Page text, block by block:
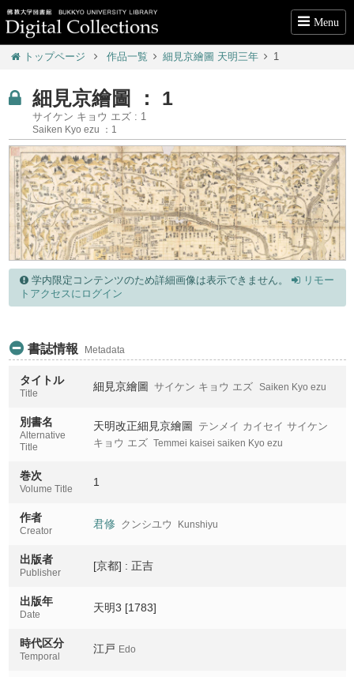
Menu
トップページ 作品一覧 細見京繪圖 天明三年 1
細見京繪圖 ： 1
サイケン キョウ エズ : 1
Saiken Kyo ezu ：1
学内限定コンテンツのため詳細画像は表示できません。
リモー
トアクセスにログイン
書誌情報 Metadata
タイトル
Title
細見京繪圖 サイケン キョウ エズ Saiken Kyo ezu
別書名
Alternative
Title
天明改正細見京繪圖
テンメイ カイセイ サイケン
キョウ エズ Temmei kaisei saiken Kyo ezu
巻次
Volume Title
1
作者
Creator
君修 クンシユウ Kunshiyu
出版者
Publisher
[京都] : 正吉
出版年
Date
天明3 [1783]
時代区分
Temporal
江戸 Edo